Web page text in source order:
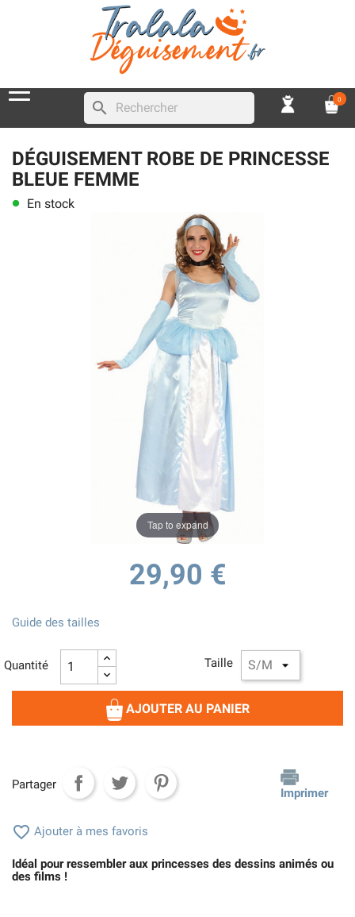
search 0
DÉGUISEMENT ROBE DE PRINCESSE
BLEUE FEMME
lens En stock
Tap to expand
29,90 €
Taille
Guide des tailles
Quantité
AJOUTER AU PANIER
Partager
Imprimer
 Ajouter à mes favoris
Idéal pour ressembler aux princesses des dessins animés ou
des films !